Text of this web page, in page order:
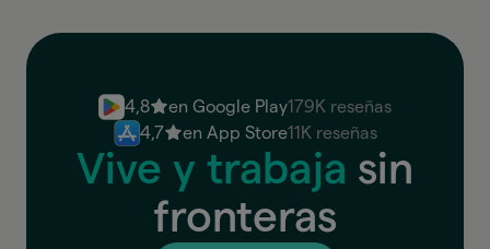
4,8 en Google Play179K reseñas
4,7
en App Store11K reseñas
Vive y trabaja sin
fronteras